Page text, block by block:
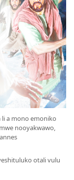
li a mono emoniko
nooyakwawo,
otali vulu